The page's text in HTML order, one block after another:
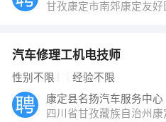
甘孜康定市南郊康定友好
汽车修理工机电技师
性别不限 经验不限
康定县名扬汽车服务中心
四川省甘孜藏族自治州康